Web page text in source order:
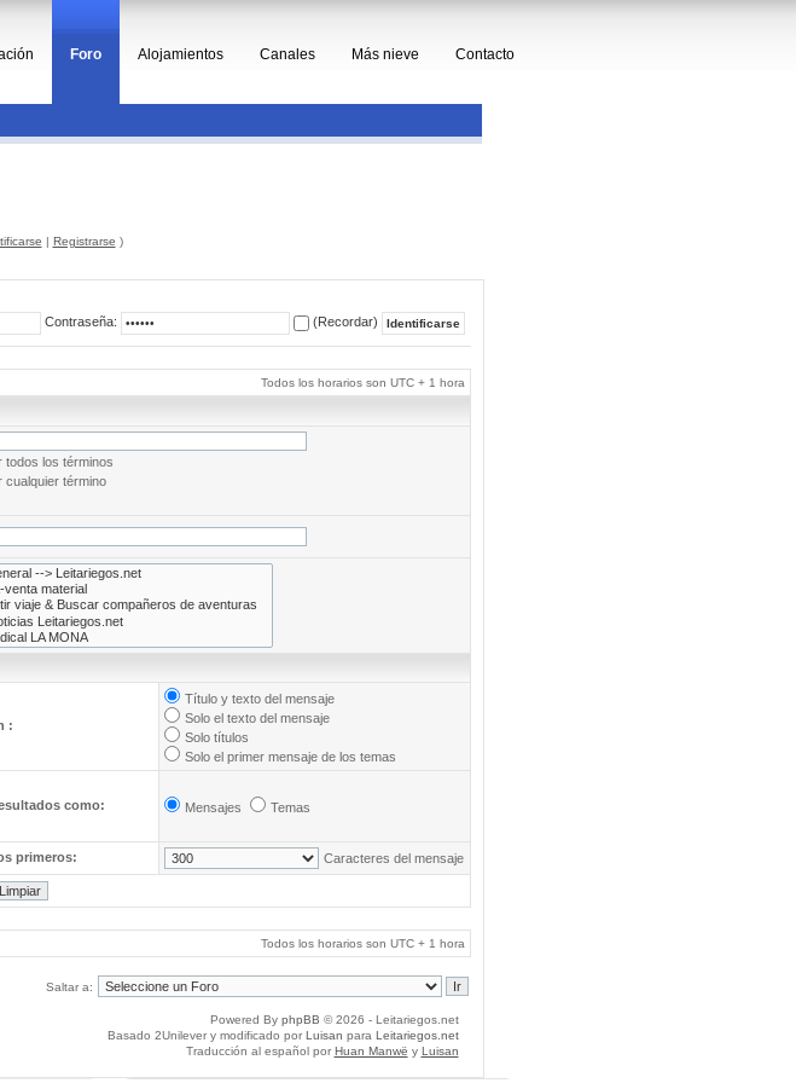
Foro Alojamientos Canales Más nieve Contacto
| Registrarse )
Contraseña: (Recordar)
Todos los horarios son UTC + 1 hora
todos los términos
cualquier término
:
Título y texto del mensaje
Solo el texto del mensaje
Solo títulos
Solo el primer mensaje de los temas
como: Mensajes Temas
primeros: Caracteres del mensaje
Todos los horarios son UTC + 1 hora
Saltar a:
Powered By phpBB © 2026 - Leitariegos.net
Basado 2Unilever y modificado por Luisan para Leitariegos.net
Traducción al español por Huan Manwë y Luisan